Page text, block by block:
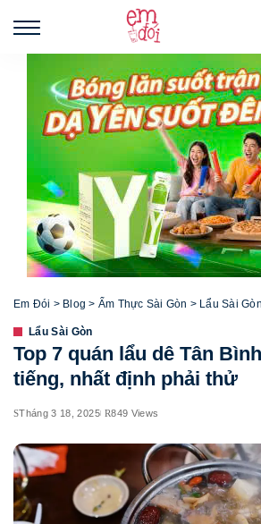
Em Đói > Blog > Ẩm Thực Sài Gòn > Lẩu Sài Gòn
Lẩu Sài Gòn
Top 7 quán lẩu dê Tân
tiếng, nhất định phải thử
Tháng 3 18, 2025 849 Views